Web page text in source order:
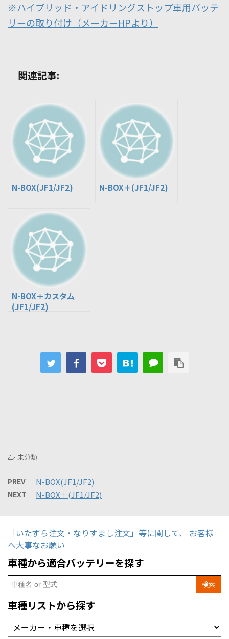
※ハイブリッド・アイドリングストップ車用バッテ
リーの取り付け（メーカーHPより）
関連記事:
N-BOX(JF1/JF2) N-BOX＋(JF1/JF2)
N-BOX＋カスタム
(JF1/JF2)
-未分類
PREV N-BOX(JF1/JF2)
NEXT N-BOX＋(JF1/JF2)
「いたずら注文・なりすまし注文」等に関して、 お客様
へ大事なお願い
車種から適合バッテリーを探す
Search
for:
車種リストから探す